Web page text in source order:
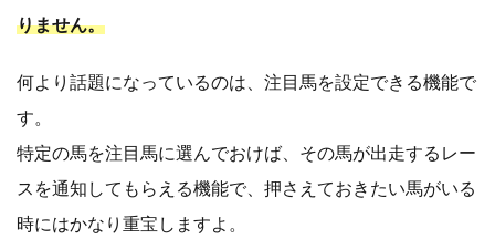
りません。
何より話題になっているのは、注目馬を設定できる機能で
す。
特定の馬を注目馬に選んでおけば、その馬が出走するレー
スを通知してもらえる機能で、押さえておきたい馬がいる
時にはかなり重宝しますよ。